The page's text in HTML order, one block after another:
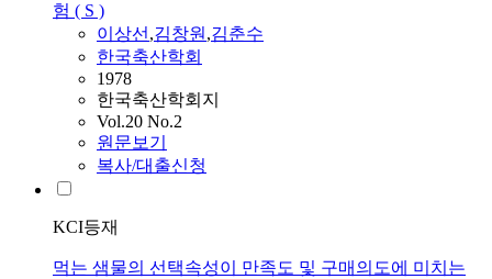
험 ( S )
이상선,김창원,김춘수
한국축산학회
1978
한국축산학회지
Vol.20 No.2
원문보기
복사/대출신청
KCI등재
먹는 샘물의 선택속성이 만족도 및 구매의도에 미치는